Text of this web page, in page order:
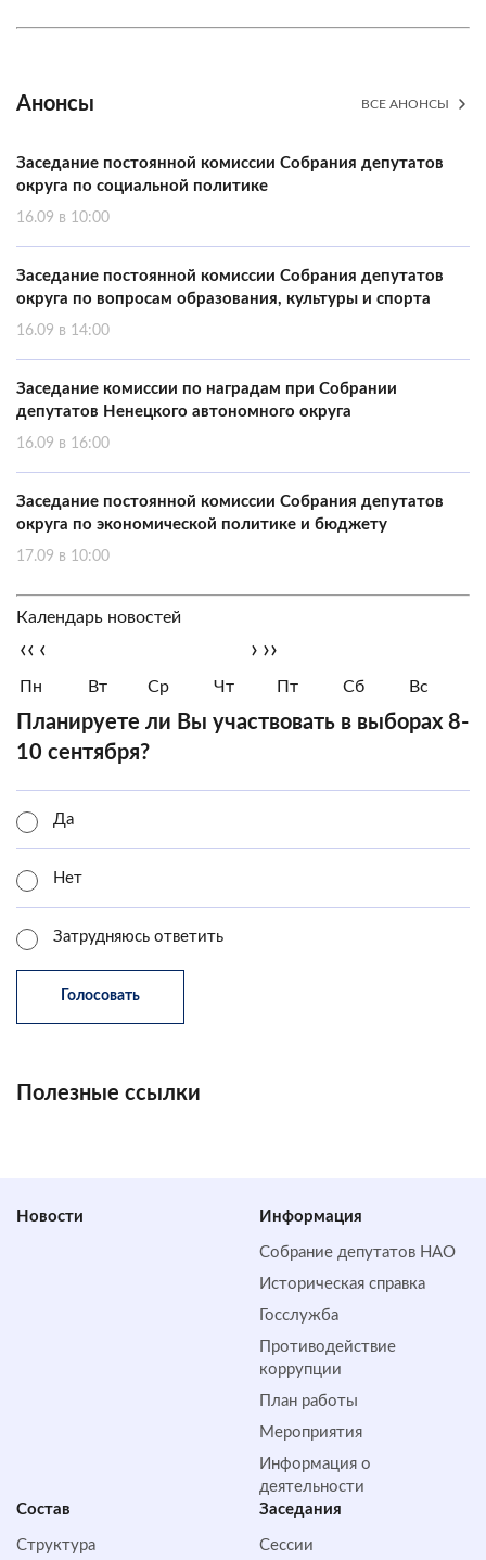
Анонсы ВСЕ АНОНСЫ
Заседание постоянной комиссии Собрания депутатов
округа по социальной политике
16.09 в 10:00
Заседание постоянной комиссии Собрания депутатов
округа по вопросам образования, культуры и спорта
16.09 в 14:00
Заседание комиссии по наградам при Собрании
депутатов Ненецкого автономного округа
16.09 в 16:00
Заседание постоянной комиссии Собрания депутатов
округа по экономической политике и бюджету
17.09 в 10:00
Календарь новостей
‹‹ ‹ › ››
Пн Вт Ср Чт Пт Сб Вс
Планируете ли Вы участвовать в выборах 8-
10 сентября?
Да
Нет
Затрудняюсь ответить
Полезные ссылки
Новости Информация
Собрание депутатов НАО
Историческая справка
Госслужба
Противодействие
коррупции
План работы
Мероприятия
Информация о
деятельности
Состав
Структура
Заседания
Сессии